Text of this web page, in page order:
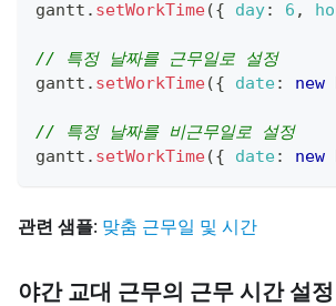
gantt . setWorkTime({ day: 6 ,
// 특정 날짜를 근무일로 설정
gantt . setWorkTime({ date: new
// 특정 날짜를 비근무일로 설정
gantt . setWorkTime({ date: new
관련 샘플: 맞춤 근무일 및 시간
야간 교대 근무의 근무 시간 설정